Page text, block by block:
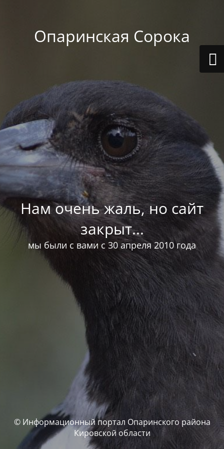
Опаринская Сорока
Нам очень жаль, но сайт
закрыт...
мы были с вами с 30 апреля 2010 года
© Информационный портал Опаринского района
Кировской области